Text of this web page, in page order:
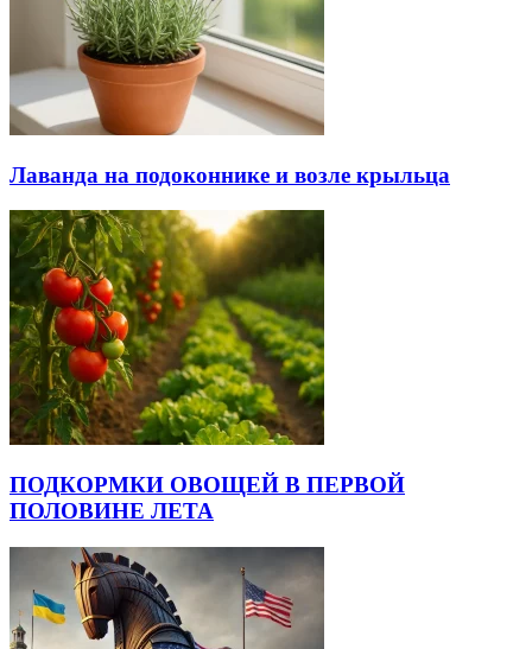
Лаванда на подоконнике и возле крыльца
ПОДКОРМКИ ОВОЩЕЙ В ПЕРВОЙ
ПОЛОВИНЕ ЛЕТА